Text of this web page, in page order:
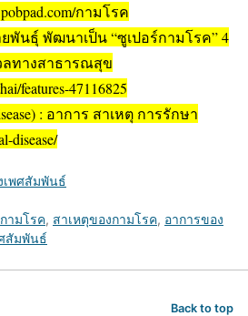
กามโรค
พันธุ์ พัฒนาเป็น “ซูเปอร์กามโรค” 4
ทางสาธารณสุข
features-47116825
: อาการ สาเหตุ การรักษา
disease/
เพศสัมพันธ์
กามโรค, สาเหตุของกามโรค, อาการของ
สัมพันธ์
Back to top